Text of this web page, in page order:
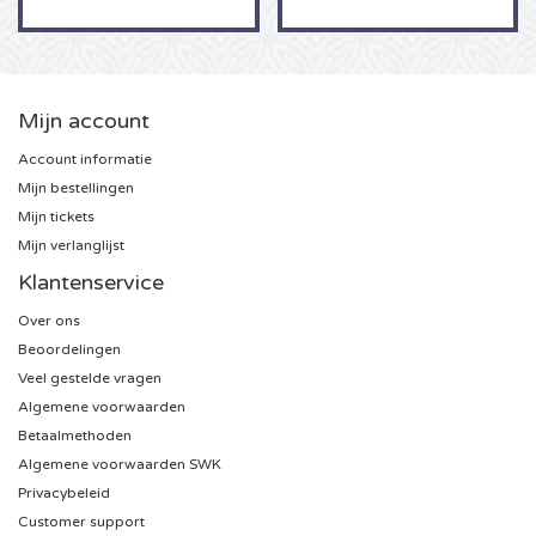
The Cure kaartjes
Tame Impala kaartjes
Sam Fender kaartjes
Bruce Springsteen kaartjes
My Chemical Romance kaartjes
Rob de Nijs kaartjes
Danny Vera kaartjes
Mijn account
Account informatie
Mijn bestellingen
Mijn tickets
Mijn verlanglijst
Klantenservice
Over ons
Beoordelingen
Veel gestelde vragen
Algemene voorwaarden
Betaalmethoden
Algemene voorwaarden SWK
Privacybeleid
Customer support